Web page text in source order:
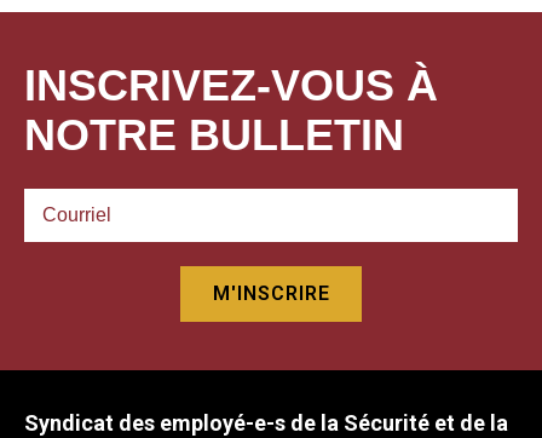
INSCRIVEZ-VOUS À
NOTRE BULLETIN
Syndicat des employé-e-s de la Sécurité et de la